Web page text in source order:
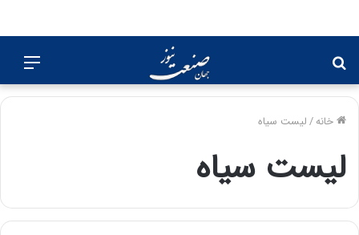
برای
خانه/لیست سیاه
لیست سیاه